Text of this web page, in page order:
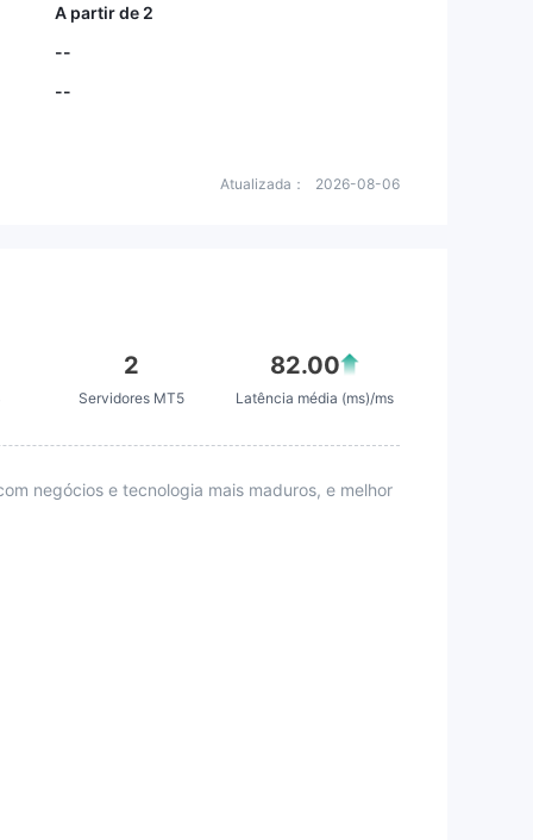
A partir de 2
--
--
Atualizada： 2026-08-06
2
Servidores MT5
82.00
Latência média (ms)/ms
negócios e tecnologia mais maduros, e melhor